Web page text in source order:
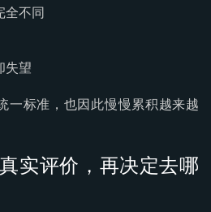
全不同
失望
一标准，也因此慢慢累积越来越
实评价，再决定去哪